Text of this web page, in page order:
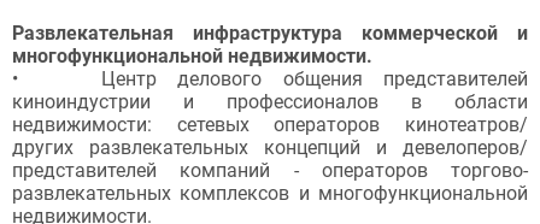
Развлекательная инфраструктура коммерческой и
многофункциональной недвижимости.
• Центр делового общения представителей
киноиндустрии и профессионалов в области
недвижимости: сетевых операторов кинотеатров/
других развлекательных концепций и девелоперов/
представителей компаний - операторов торгово-
развлекательных комплексов и многофункциональной
недвижимости.